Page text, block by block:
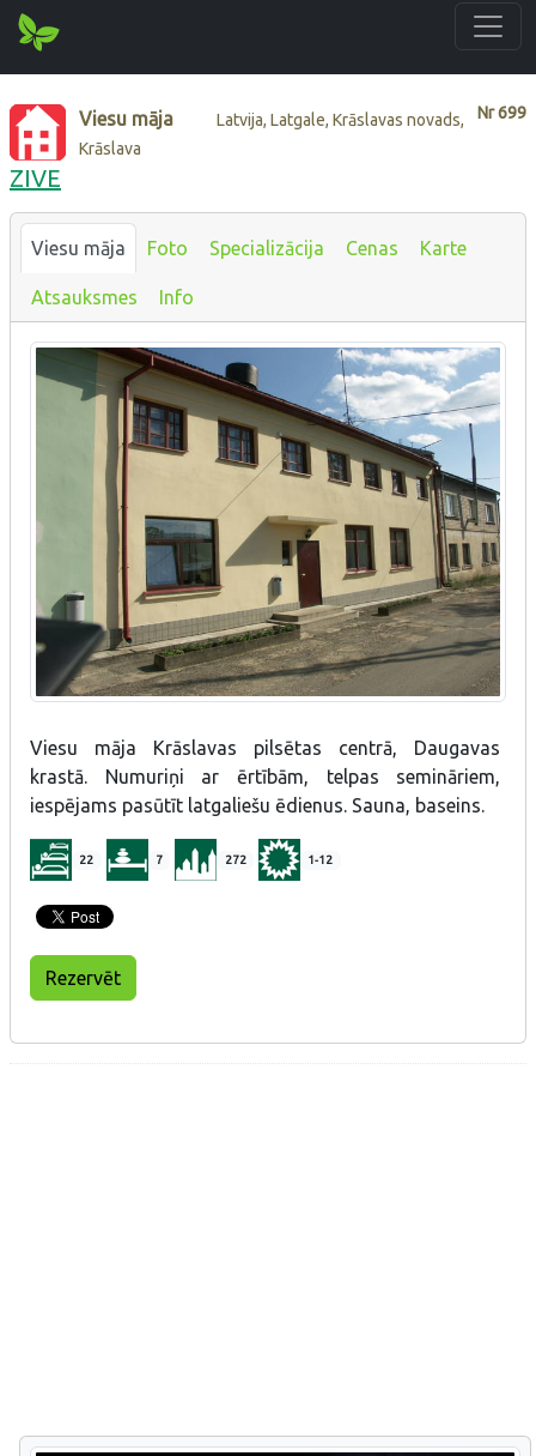
Nr699
Viesu māja
Latvija, Latgale, Krāslavas novads,
Krāslava
ZIVE
Viesu māja Foto Specializācija Cenas Karte
Atsauksmes Info
Viesu māja Krāslavas pilsētas centrā, Daugavas
krastā. Numuriņi ar ērtībām, telpas semināriem,
iespējams pasūtīt latgaliešu ēdienus. Sauna, baseins.
22 7 272 1-12
Rezervēt